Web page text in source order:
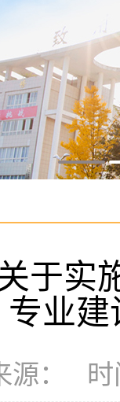
于实
专业
源： 时